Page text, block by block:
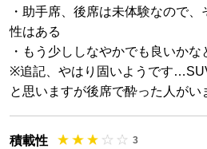
・助手席、後席は未体験なので
性はある
・もう少ししなやかでも良いかな
※追記、やはり固いようです
と思いますが後席で酔った人がい
積載性 3